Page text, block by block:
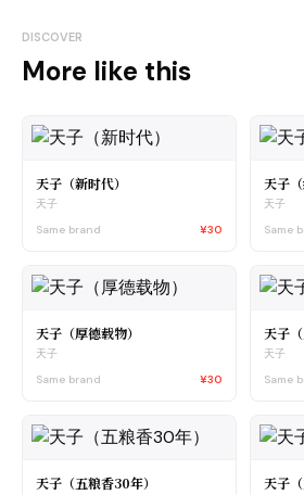
DISCOVER
More like this
天子（新时代）
天子
Same brand
¥30
天子（
天子
Same
天子（厚德载物）
天子
Same brand
¥30
天子
天子
Same
天子（五粮香30年） 天子（